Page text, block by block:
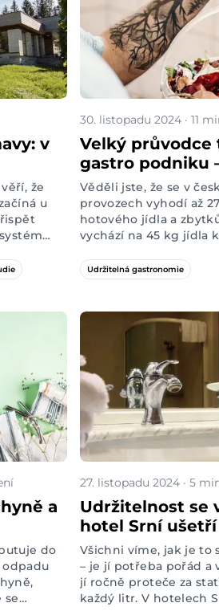
v
80že
u
i hostům,
30. listopadu 2024 · 11
Velký
gastro podniku
patří ubrousky
nebo olej z
Věděli jste, že se v
provozech vyhodí až
hotového jídla a
vychází na 45 kg jídla
zhruba na 50 %
% nesnědeného jídla a
gastroodpad, se
trochu lépe. Jak
tak planetu i rozpočet
Udržitelná gastronomie
a
do
se
27. listopadu 2024 · 5
Udržitelnost se
hotel Srní ušetří
stovky tisíc
Všichni víme, jak je to
– je jí potřeba pořád a
jí ročně proteče za
každý litr. V hotelech